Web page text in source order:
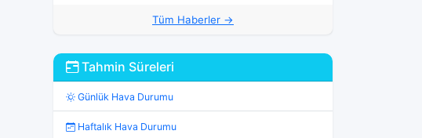
Tüm Haberler →
Tahmin Süreleri
Günlük Hava Durumu
Haftalık Hava Durumu